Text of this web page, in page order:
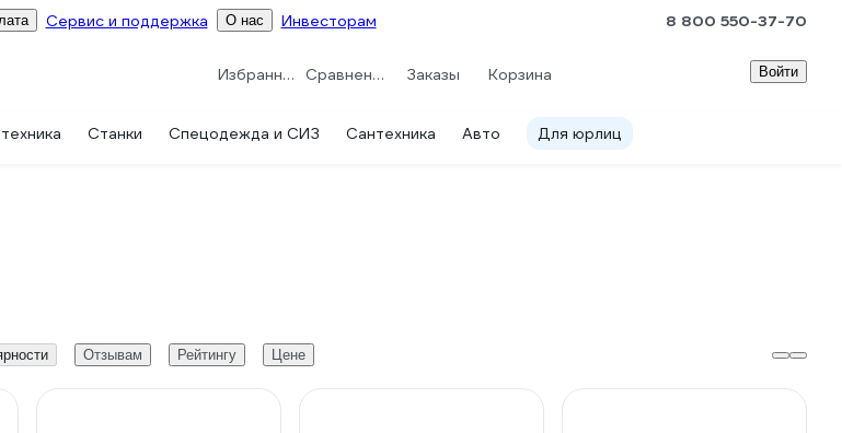
Сервис и поддержка О нас Инвесторам 8 800 550-37-70
Избранное Сравнение Заказы Корзина Войти
Станки Спецодежда и СИЗ Сантехника Авто Для юрлиц
Отзывам Рейтингу Цене